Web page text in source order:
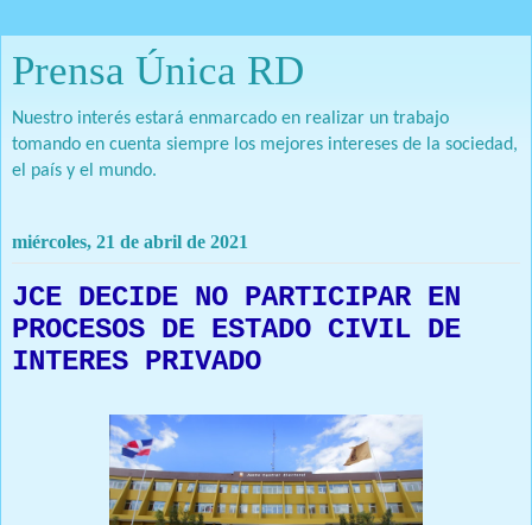
Prensa Única RD
Nuestro interés estará enmarcado en realizar un trabajo
tomando en cuenta siempre los mejores intereses de la sociedad,
el país y el mundo.
miércoles, 21 de abril de 2021
JCE DECIDE NO PARTICIPAR EN
PROCESOS DE ESTADO CIVIL DE
INTERES PRIVADO